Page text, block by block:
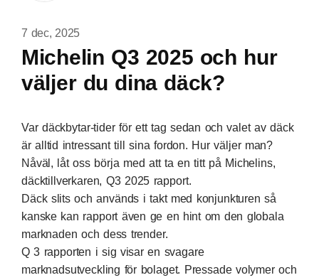
7 dec, 2025
Michelin Q3 2025 och hur
väljer du dina däck?
Var däckbytar-tider för ett tag sedan och valet av däck
är alltid intressant till sina fordon. Hur väljer man?
Nåväl, låt oss börja med att ta en titt på Michelins,
däcktillverkaren, Q3 2025 rapport.
Däck slits och används i takt med konjunkturen så
kanske kan rapport även ge en hint om den globala
marknaden och dess trender.
Q 3 rapporten i sig visar en svagare
marknadsutveckling för bolaget. Pressade volymer och